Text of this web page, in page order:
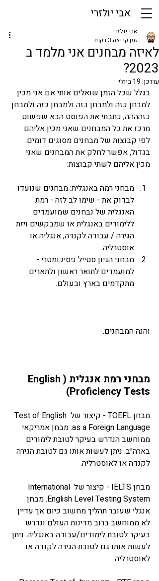
אבי יולזרי
לאיזה מבחנים אני מלמד ב
2023?
אבי יולזרי
זמן קריאה 3 דקות
עודכן:19 ביולי
בגלל שכל הזמן שואלים אותי אם אני מכין
למבחן כזה ולמבחן כזה ולמבחן כזה ולמבחן
כזהההה, כתבתי את הפוסט הבא שפשוט
מרכז את כל המבחנים שאני מכין אליהם
לפי קבוצות של מבחנים מסוגים דומים.
בגדול, אפשר לחלק את המבחנים שאני
מכין אליהם לשתי קבוצות:
מבחני רמה באנגלית: מבחנים שנועדו
לבדוק את - שימו לב לזה - רמת
האנגלית של נבחנים שמועמדים
ללימודים באנגלית או שמבקשים ויזת
הגירה / עבודה לקנדה, אנגליה או
אוסטרליה.
מבחני הגיון סטייל פסיכומטרי -
למועמדים לתואר ראשון ולתארים
מתקדמים בארץ ובעולם.
והנה המבחנים.
מבחני רמת אנגלית (English
Proficiency Tests)
מבחן TOEFL
- קיצור של Test of English
as a Foreign Language. מבחן אמריקאי
ממוחשב הנדרש בעיקר לטובת לימודים
בארה״ב. ניתן לעשות אותו גם לטובת הגירה
לקנדה או לאוסטרליה.
מבחן IELTS
- קיצור של International
English Level Testing System. מבחן
אנגלי שעובר תהליך מחשוב כיום אך עדיין
לא ממוחשב ברוב מדינות העולם ונדרש
בעיקר לטובת לימודים/עבודה באנגליה. ניתן
לעשות אותו גם לטובת הגירה לקנדה או
לאוסטרליה.